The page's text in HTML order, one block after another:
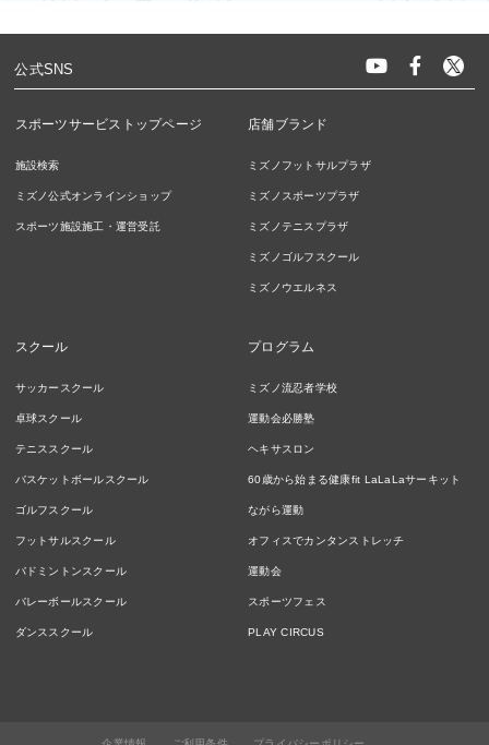
公式SNS
スポーツサービストップページ
施設検索
ミズノ公式オンラインショップ
スポーツ施設施工・運営受託
店舗ブランド
ミズノフットサルプラザ
ミズノスポーツプラザ
ミズノテニスプラザ
ミズノゴルフスクール
ミズノウエルネス
スクール
サッカースクール
卓球スクール
テニススクール
バスケットボールスクール
ゴルフスクール
フットサルスクール
バドミントンスクール
バレーボールスクール
ダンススクール
プログラム
ミズノ流忍者学校
運動会必勝塾
ヘキサスロン
60歳から始まる健康fit LaLaLaサーキット
ながら運動
オフィスでカンタンストレッチ
運動会
スポーツフェス
PLAY CIRCUS